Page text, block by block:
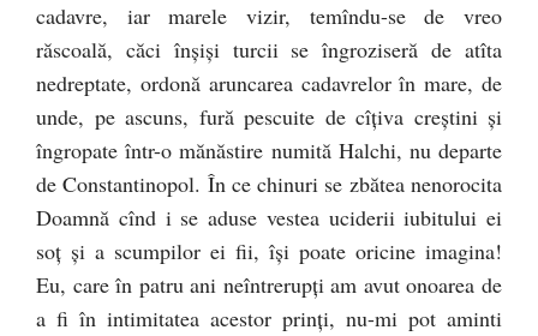
cadavre, iar marele vizir, temîndu-se de vreo
răscoală, căci înşişi turcii se îngroziseră de atîta
nedreptate, ordonă aruncarea cadavrelor în mare, de
unde, pe ascuns, fură pescuite de cîţiva creştini şi
îngropate într-o mănăstire numită Halchi, nu departe
de Constantinopol. În ce chinuri se zbătea nenorocita
Doamnă cînd i se aduse vestea uciderii iubitului ei
soţ şi a scumpilor ei fii, îşi poate oricine imagina!
Eu, care în patru ani neîntrerupţi am avut onoarea de
a fi în intimitatea acestor prinţi, nu-mi pot aminti